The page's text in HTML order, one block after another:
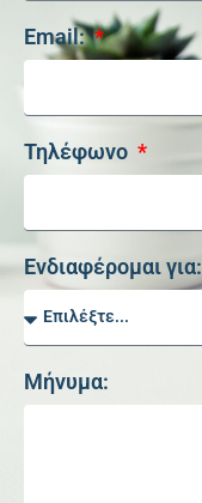
Email:
Τηλέφωνο
Ενδιαφέρομαι για:
Μήνυμα: